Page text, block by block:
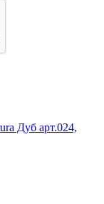
Дуб арт.024,